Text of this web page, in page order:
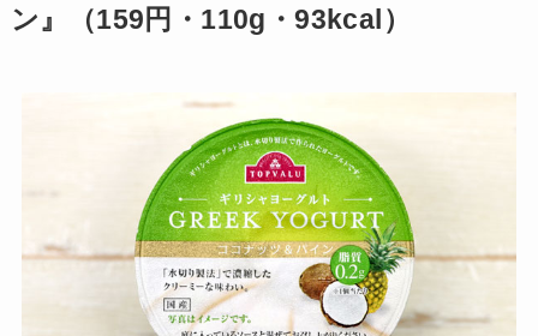
ン』（159円・110g・93kcal）